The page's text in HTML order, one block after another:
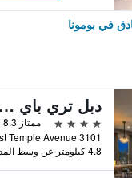
في بومونا
دبل تري باي هيلتون بومونا
4 نجوم
ممتاز 8.3
4.8 كيلومتر عن وسط المدينة